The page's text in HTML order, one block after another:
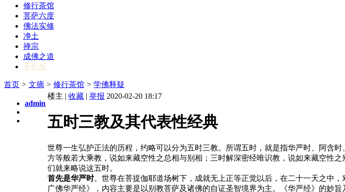
修行茶馆
菩萨六度
佛法实修
净土
禅宗
成佛之道
手机版
首页 > 文摘 > 修行茶馆 > 学佛释疑
admin
楼主 | 收藏 | 举报 2020-02-20 18:17
五时三教及其代表性经典
世尊一生弘护正法的历程，约略可以分为五时三教。所谓五时，就是指华严时、阿含
方等般若大乘教，说如来藏空性之总相与别相；三时解深密经唯识教，说如来藏空性
们就来略说这五时。
首先是华严时。世尊在菩提伽耶道场树下，成就无上正等正觉以后，在二十一天之中
广佛华严经》，内容主要是以别教菩萨及诸佛的自证圣智境界为主。《华严经》的妙